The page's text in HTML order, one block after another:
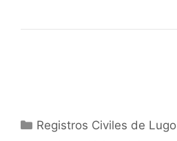
Categorías
Registros Civiles de Lugo